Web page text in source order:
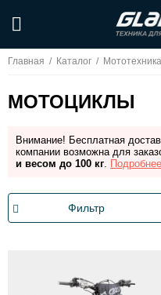
Главная / Каталог /
МОТОЦИКЛЫ
Внимание! Бесплатная
компании возможна для
и весом до 100 кг.
Фильтр